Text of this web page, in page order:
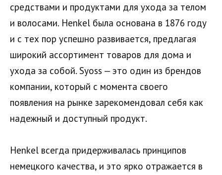
средствами и продуктами для ухода за телом
и волосами. Henkel была основана в 1876 году
и с тех пор успешно развивается, предлагая
широкий ассортимент товаров для дома и
ухода за собой. Syoss — это один из брендов
компании, который с момента своего
появления на рынке зарекомендовал себя как
надежный и доступный продукт.
Henkel всегда придерживалась принципов
немецкого качества, и это ярко отражается в